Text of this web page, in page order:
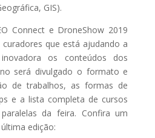
GIS).
Connect e DroneShow 2019
que está ajudando a
os conteúdos dos
será divulgado o formato e
de trabalhos, as formas de
e a lista completa de cursos
da feira. Confira um
edição: